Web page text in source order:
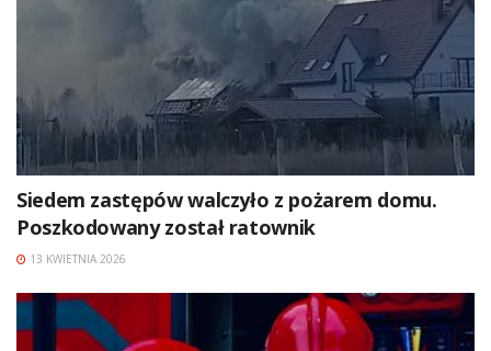
Siedem zastępów walczyło z pożarem domu.
Poszkodowany został ratownik
13 KWIETNIA 2026